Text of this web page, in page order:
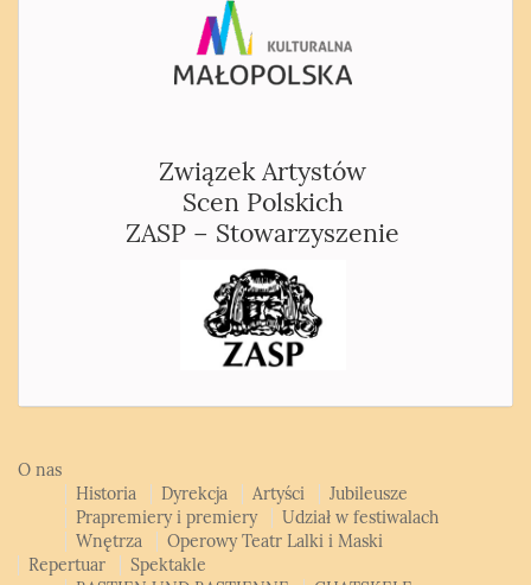
Związek Artystów
Scen Polskich
ZASP – Stowarzyszenie
O nas
Historia
Dyrekcja Artyści
Jubileusze
Prapremiery i premiery
Udział w festiwalach
Wnętrza
Operowy Teatr Lalki i Maski
Repertuar
Spektakle